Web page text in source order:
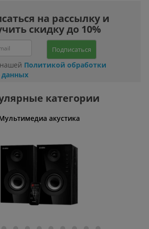
на рассылку и
скидку до 10%
Подписаться
Политикой обработки
данных
категории
акустика